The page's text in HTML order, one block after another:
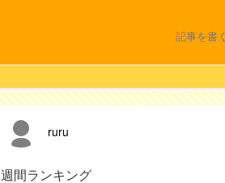
記事を書く
ruru
週間ランキング